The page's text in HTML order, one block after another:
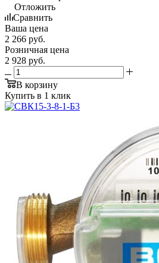
Отложить
Сравнить
Ваша цена
2 266 руб.
Розничная цена
2 928 руб.
В корзину
Купить в 1 клик